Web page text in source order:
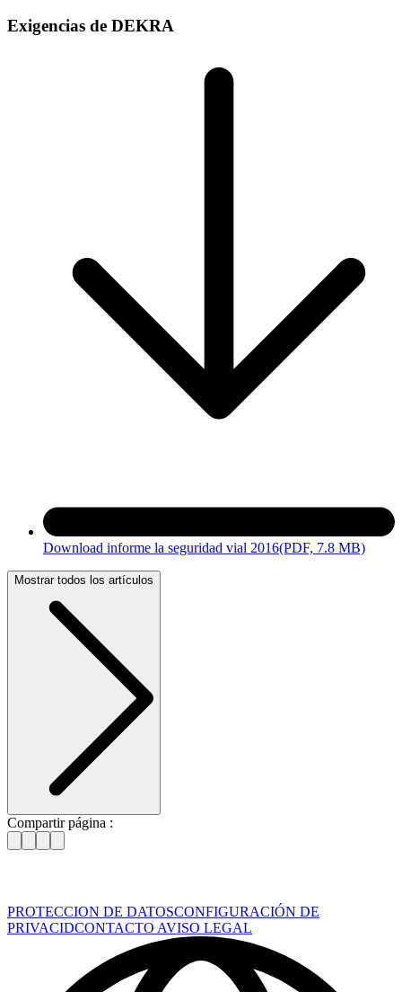
Exigencias de DEKRA
Download informe la seguridad vial 2016(PDF, 7.8 MB)
Mostrar todos los artículos
Compartir página :
PROTECCION DE DATOSCONFIGURACIÓN DE
PRIVACIDCONTACTO AVISO LEGAL